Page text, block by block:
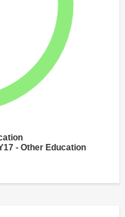
- Other Education